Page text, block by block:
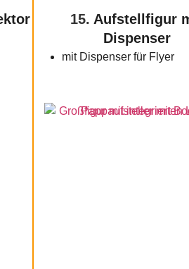
15. Aufstellfigur
Dispenser
mit Dispenser für Flyer